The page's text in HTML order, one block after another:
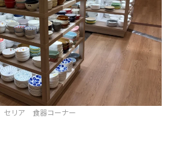
セリア 食器コーナー